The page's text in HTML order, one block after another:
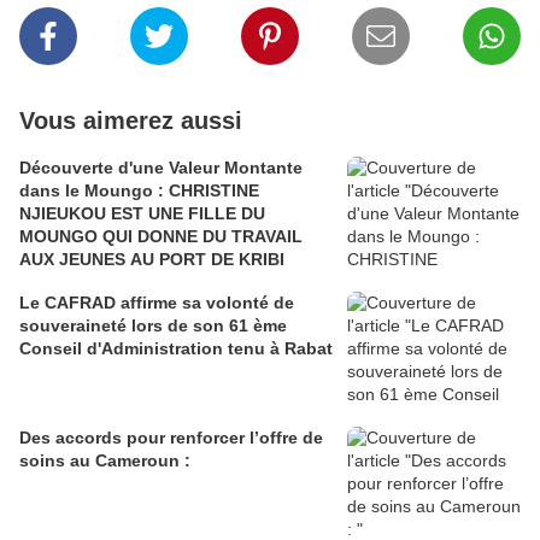
Vous aimerez aussi
Découverte d'une Valeur Montante
dans le Moungo : CHRISTINE
NJIEUKOU EST UNE FILLE DU
MOUNGO QUI DONNE DU TRAVAIL
AUX JEUNES AU PORT DE KRIBI
Le CAFRAD affirme sa volonté de
souveraineté lors de son 61 ème
Conseil d'Administration tenu à Rabat
Des accords pour renforcer l’offre de
soins au Cameroun :